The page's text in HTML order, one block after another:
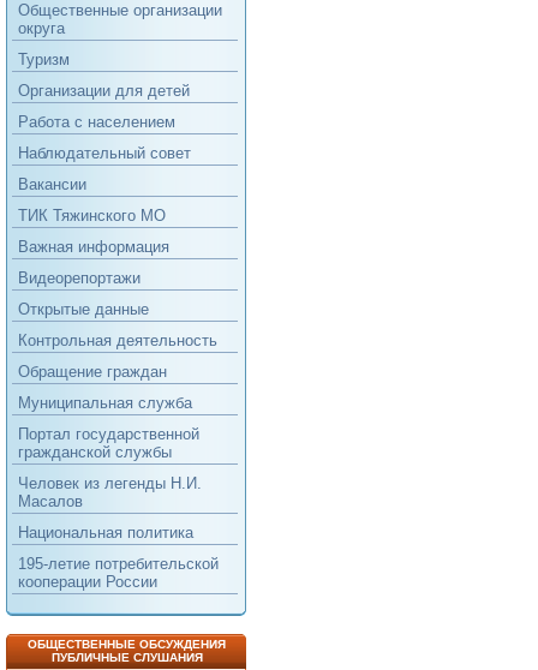
Общественные организации
округа
Туризм
Организации для детей
Работа с населением
Наблюдательный совет
Вакансии
ТИК Тяжинского МО
Важная информация
Видеорепортажи
Открытые данные
Контрольная деятельность
Обращение граждан
Муниципальная служба
Портал государственной
гражданской службы
Человек из легенды Н.И.
Масалов
Национальная политика
195-летие потребительской
кооперации России
ОБЩЕСТВЕННЫЕ ОБСУЖДЕНИЯ
ПУБЛИЧНЫЕ СЛУШАНИЯ